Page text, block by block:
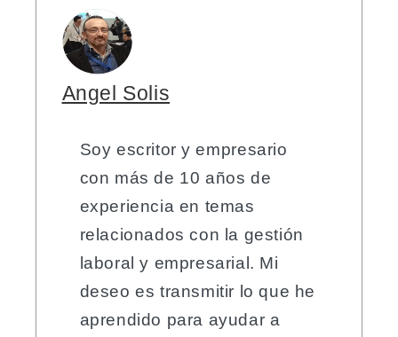
Angel Solis
Soy escritor y empresario
con más de 10 años de
experiencia en temas
relacionados con la gestión
laboral y empresarial. Mi
deseo es transmitir lo que he
aprendido para ayudar a